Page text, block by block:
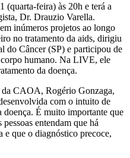
(quarta-feira) às 20h e terá a
Dr. Drauzio Varella.
inúmeros projetos ao longo
no tratamento da aids, dirigiu
do Câncer (SP) e participou de
corpo humano. Na LIVE, ele
da doença.
CAOA, Rogério Gonzaga,
com o intuito de
doença. É muito importante que
entendam que há
e que o diagnóstico precoce,